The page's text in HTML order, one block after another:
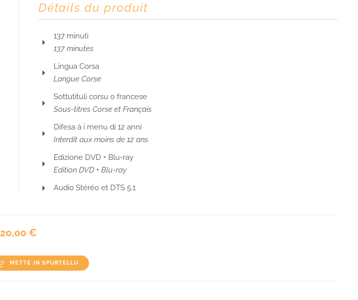
Détails du produit
137 minuti
137 minutes
Lingua Corsa
Langue Corse
Sottutituli corsu o francese
Sous-titres Corse et Français
Difesa à i menu di 12 anni
Interdit aux moins de 12 ans
Edizione DVD + Blu-ray
Edition DVD + Blu-ray
Audio Stéréo et DTS 5.1
20,00 €
METTE IN SPURTELLU